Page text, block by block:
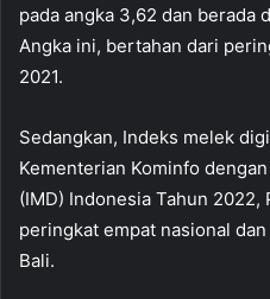
pada angka 3,62 dan berada
Angka ini, bertahan dari
2021.
Sedangkan, Indeks melek
Kementerian Kominfo
(IMD) Indonesia Tahun
peringkat empat nasional
Bali.